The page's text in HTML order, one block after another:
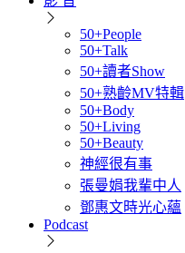
50+People
50+Talk
50+讀者Show
50+熟齡MV特輯
50+Body
50+Living
50+Beauty
神經很有事
張曼娟我輩中人
鄧惠文時光心蘊
Podcast